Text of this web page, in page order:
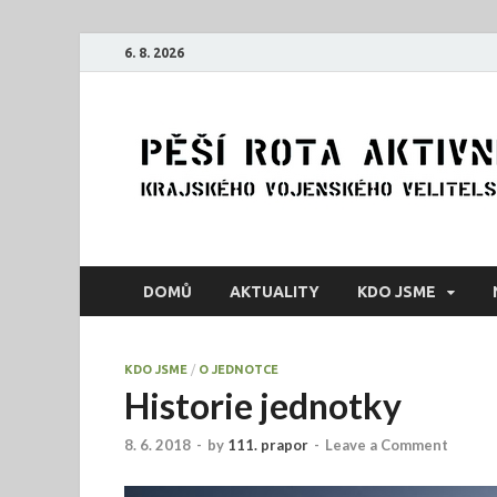
6. 8. 2026
DOMŮ AKTUALITY KDO JSME
KDO JSME / O JEDNOTCE
Historie jednotky
8. 6. 2018 - by 111. prapor - Leave a Comment